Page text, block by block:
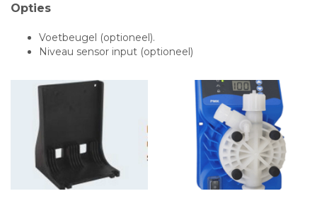
Opties
Voetbeugel (optioneel).
Niveau sensor input (optioneel)